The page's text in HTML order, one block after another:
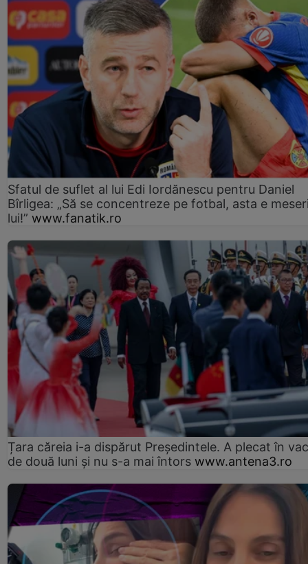
Sfatul de suflet al lui Edi Iordănescu pentru Daniel
Bîrligea: „Să se concentreze pe fotbal, asta e
lui!” www.fanatik.ro
Țara căreia i-a dispărut Președintele. A plecat în
de două luni și nu s-a mai întors www.antena3.ro